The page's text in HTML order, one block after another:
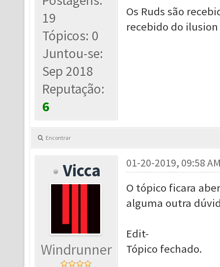
19
Tópicos: 0
Juntou-se:
Sep 2018
Reputação:
6
Os Ruds são
recebido do
Encontrar
Vicca
Windrunner
01-20-2019, 09:58
O tópico ficara
alguma outra
Edit-
Tópico fechado.